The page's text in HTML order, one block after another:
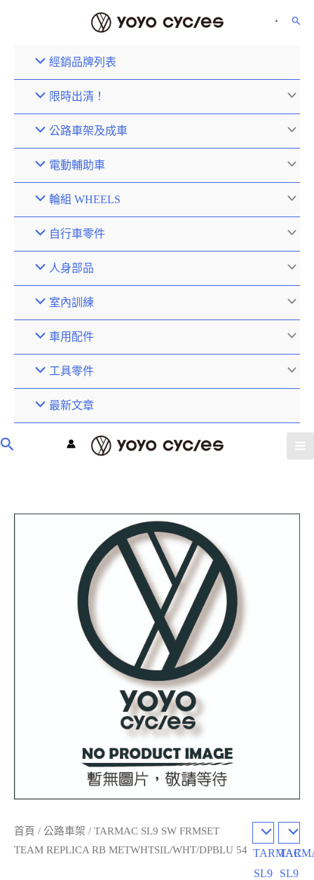
經銷品牌列表
限時出清！
公路車架及成車
電動輔助車
輪組 WHEELS
自行車零件
人身部品
室內訓練
車用配件
工具零件
最新文章
TARMAC
SL9
SL9
首頁 / 公路車架 / TARMAC SL9 SW FRMSET
TEAM REPLICA RB METWHTSIL/WHT/DPBLU 54